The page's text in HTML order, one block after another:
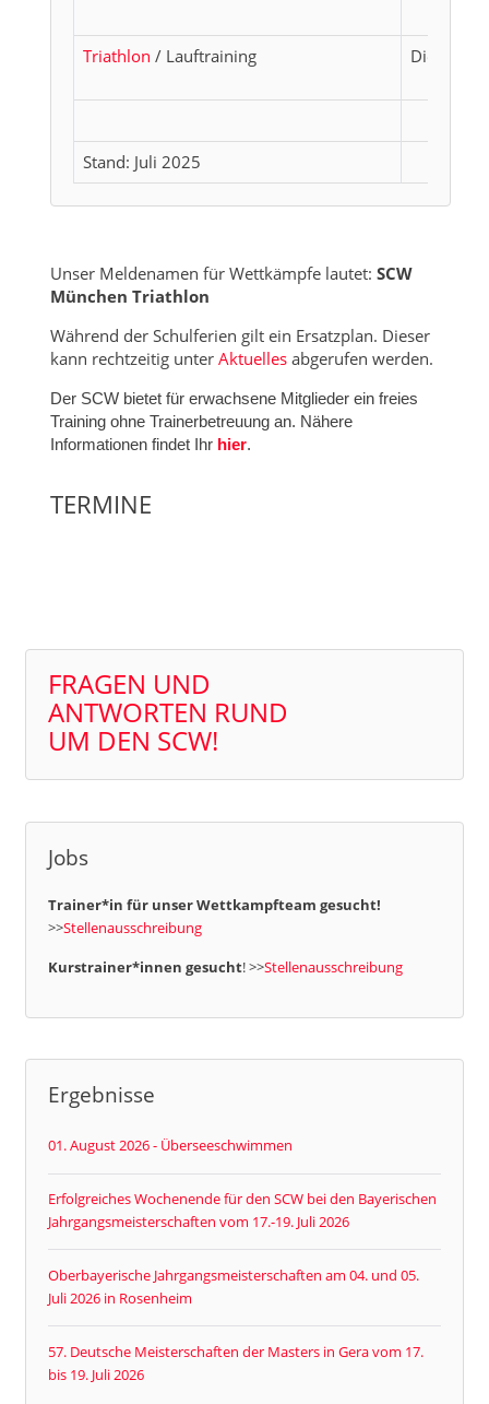
Triathlon / Lauftraining Dienstag
Stand: Juli 2025
Unser Meldenamen für Wettkämpfe lautet: SCW
München Triathlon
Während der Schulferien gilt ein Ersatzplan. Dieser
kann rechtzeitig unter Aktuelles abgerufen werden.
Der SCW bietet für erwachsene Mitglieder ein freies
Training ohne Trainerbetreuung an. Nähere
Informationen findet Ihr hier.
TERMINE
FRAGEN UND
ANTWORTEN RUND
UM DEN SCW!
Jobs
Trainer*in für unser Wettkampfteam gesucht!
>>Stellenausschreibung
Kurstrainer*innen gesucht! >>Stellenausschreibung
Ergebnisse
01. August 2026 - Überseeschwimmen
Erfolgreiches Wochenende für den SCW bei den Bayerischen
Jahrgangsmeisterschaften vom 17.-19. Juli 2026
Oberbayerische Jahrgangsmeisterschaften am 04. und 05.
Juli 2026 in Rosenheim
57. Deutsche Meisterschaften der Masters in Gera vom 17.
bis 19. Juli 2026